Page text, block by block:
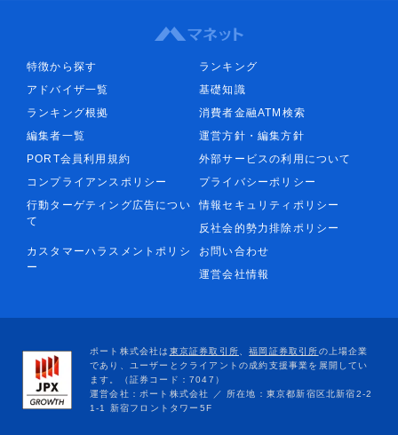
特徴から探す
ランキング
アドバイザ一覧
基礎知識
ランキング根拠
消費者金融ATM検索
編集者一覧
運営方針・編集方針
PORT会員利用規約
外部サービスの利用について
コンプライアンスポリシー
プライバシーポリシー
行動ターゲティング広告につい
て
情報セキュリティポリシー
反社会的勢力排除ポリシー
カスタマーハラスメントポリシ
ー
お問い合わせ
運営会社情報